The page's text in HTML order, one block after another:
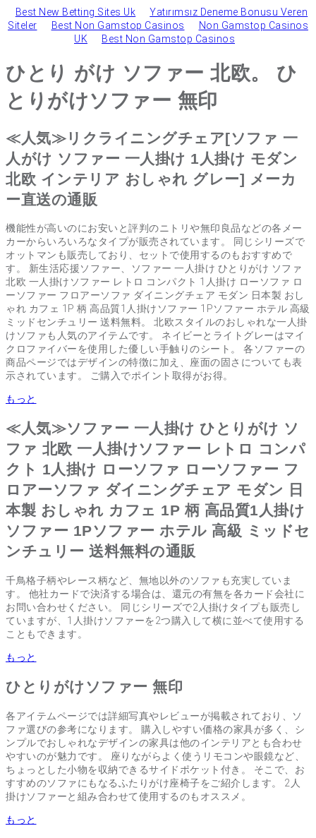
Best New Betting Sites Uk
Yatırımsız Deneme Bonusu Veren
Siteler
Best Non Gamstop Casinos
Non Gamstop Casinos
UK
Best Non Gamstop Casinos
ひとり がけ ソファー 北欧。 ひ
とりがけソファー 無印
≪人気≫リクライニングチェア[ソファ 一
人がけ ソファー 一人掛け 1人掛け モダン
北欧 インテリア おしゃれ グレー] メーカ
ー直送の通販
機能性が高いのにお安いと評判のニトリや無印良品などの各メー
カーからいろいろなタイプが販売されています。 同じシリーズで
オットマンも販売しており、セットで使用するのもおすすめで
す。 新生活応援ソファー、ソファー 一人掛け ひとりがけ ソファ
北欧 一人掛けソファー レトロ コンパクト 1人掛け ローソファ ロ
ーソファー フロアーソファ ダイニングチェア モダン 日本製 おし
ゃれ カフェ 1P 柄 高品質1人掛けソファー 1Pソファー ホテル 高級
ミッドセンチュリー 送料無料。 北欧スタイルのおしゃれな一人掛
けソファも人気のアイテムです。 ネイビーとライトグレーはマイ
クロファイバーを使用した優しい手触りのシート。 各ソファーの
商品ページではデザインの特徴に加え、座面の固さについても表
示されています。 ご購入でポイント取得がお得。
もっと
≪人気≫ソファー 一人掛け ひとりがけ ソ
ファ 北欧 一人掛けソファー レトロ コンパ
クト 1人掛け ローソファ ローソファー フ
ロアーソファ ダイニングチェア モダン 日
本製 おしゃれ カフェ 1P 柄 高品質1人掛け
ソファー 1Pソファー ホテル 高級 ミッドセ
ンチュリー 送料無料の通販
千鳥格子柄やレース柄など、無地以外のソファも充実していま
す。 他社カードで決済する場合は、還元の有無を各カード会社に
お問い合わせください。 同じシリーズで2人掛けタイプも販売し
ていますが、1人掛けソファーを2つ購入して横に並べて使用する
こともできます。
もっと
ひとりがけソファー 無印
各アイテムページでは詳細写真やレビューが掲載されており、ソ
ファ選びの参考になります。 購入しやすい価格の家具が多く、シ
ンプルでおしゃれなデザインの家具は他のインテリアとも合わせ
やすいのが魅力です。 座りながらよく使うリモコンや眼鏡など、
ちょっとした小物を収納できるサイドポケット付き。 そこで、お
すすめのソファにもなるふたりがけ座椅子をご紹介します。 2人
掛けソファーと組み合わせて使用するのもオススメ。
もっと